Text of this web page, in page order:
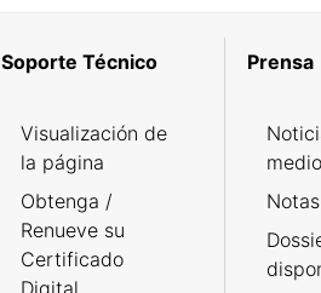
Soporte Técnico
Visualización de
la página
Obtenga /
Renueve su
Certificado
Digital
Prensa